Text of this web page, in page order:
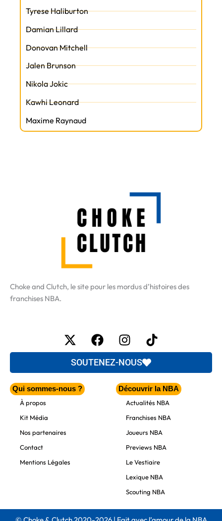
Tyrese Haliburton
Damian Lillard
Donovan Mitchell
Jalen Brunson
Nikola Jokic
Kawhi Leonard
Maxime Raynaud
Choke and Clutch, le site pour les mordus d’histoires des
franchises NBA.
X-
twitter
FacebookInstagram
Tiktok
SOUTENEZ-NOUS
Qui sommes-nous ?
À propos
Kit Média
Nos partenaires
Contact
Mentions Légales
Découvrir la NBA
Actualités NBA
Franchises NBA
Joueurs NBA
Previews NBA
Le Vestiaire
Lexique NBA
Scouting NBA